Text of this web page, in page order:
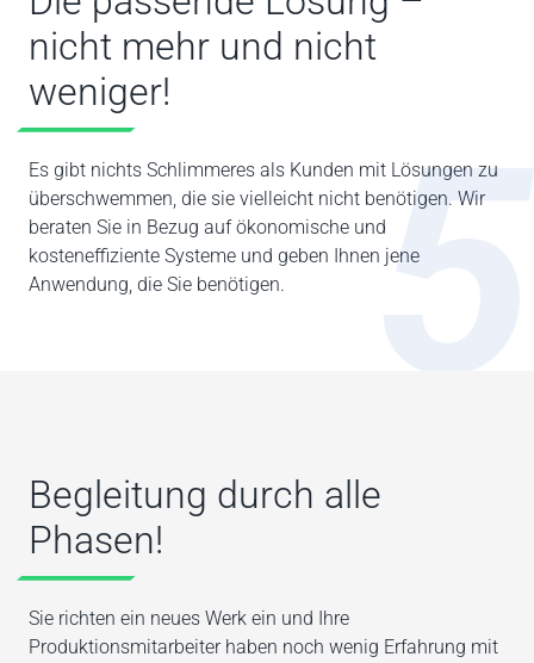
nicht mehr und nicht
weniger!
Es gibt nichts Schlimmeres als Kunden mit Lösungen zu
überschwemmen, die sie vielleicht nicht benötigen. Wir
beraten Sie in Bezug auf ökonomische und
kosteneffiziente Systeme und geben Ihnen jene
Anwendung, die Sie benötigen.
5
Begleitung durch alle
Phasen!
Sie richten ein neues Werk ein und Ihre
Produktionsmitarbeiter haben noch wenig Erfahrung mit